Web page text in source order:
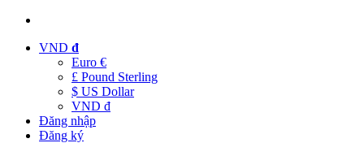
VND đ
Euro €
£ Pound Sterling
$ US Dollar
VND đ
Đăng nhập
Đăng ký